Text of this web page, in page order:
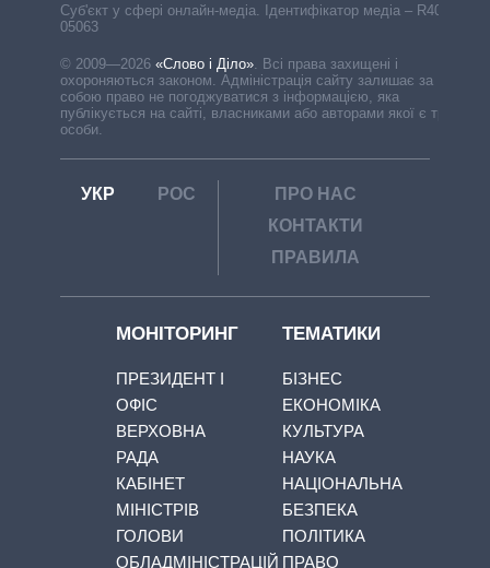
Cуб'єкт у сфері онлайн-медіа. Ідентифікатор медіа – R40-
05063
© 2009—2026 «Слово і Діло»
Всі права захищені і
охороняються законом. Адміністрація сайту залишає за
собою право не погоджуватися з інформацією, яка
публікується на сайті, власниками або авторами якої є треті
особи.
УКР РОС
ПРО НАС
КОНТАКТИ
ПРАВИЛА
МОНІТОРИНГ
ПРЕЗИДЕНТ І
ОФІС
ВЕРХОВНА
РАДА
КАБІНЕТ
МІНІСТРІВ
ГОЛОВИ
ОБЛАДМІНІСТРАЦІЙ
ТЕМАТИКИ
БІЗНЕС
ЕКОНОМІКА
КУЛЬТУРА
НАУКА
НАЦІОНАЛЬНА
БЕЗПЕКА
ПОЛІТИКА
ПРАВО